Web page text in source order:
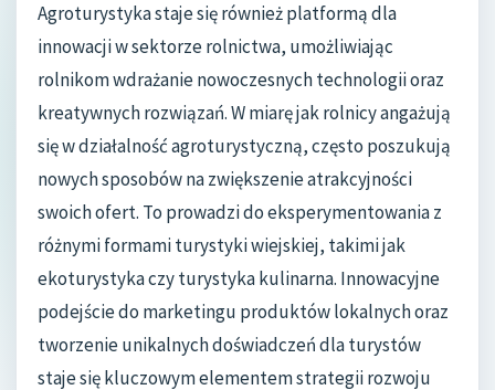
Agroturystyka staje się również platformą dla
innowacji w sektorze rolnictwa, umożliwiając
rolnikom wdrażanie nowoczesnych technologii oraz
kreatywnych rozwiązań. W miarę jak rolnicy angażują
się w działalność agroturystyczną, często poszukują
nowych sposobów na zwiększenie atrakcyjności
swoich ofert. To prowadzi do eksperymentowania z
różnymi formami turystyki wiejskiej, takimi jak
ekoturystyka czy turystyka kulinarna. Innowacyjne
podejście do marketingu produktów lokalnych oraz
tworzenie unikalnych doświadczeń dla turystów
staje się kluczowym elementem strategii rozwoju